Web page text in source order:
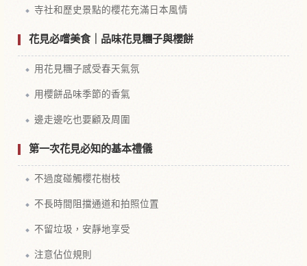
寺社和歷史景點的櫻花充滿日本風情
花見必嚐美食｜品味花見糰子與櫻餅
用花見糰子感受春天氣氛
用櫻餅品味季節的香氣
邊走邊吃也要顧及周圍
第一次花見必知的基本禮儀
不過度碰觸櫻花樹枝
不長時間阻擋通道和拍照位置
不留垃圾，安靜地享受
注意佔位規則